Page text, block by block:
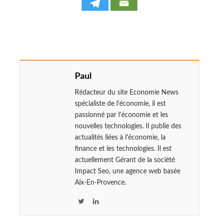
Paul
Rédacteur du site Economie News
spécialiste de l'économie, il est
passionné par l'économie et les
nouvelles technologies. Il publie des
actualités liées à l'économie, la
finance et les technologies. Il est
actuellement Gérant de la société
Impact Seo, une agence web basée
Aix-En-Provence.
L